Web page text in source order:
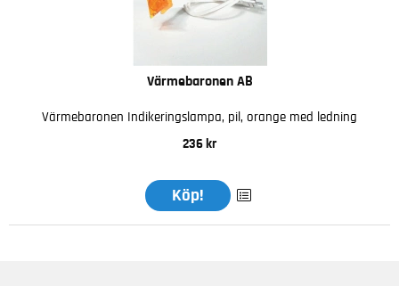
Värmebaronen AB
Värmebaronen Indikeringslampa, pil, orange med ledning
236 kr
Köp!